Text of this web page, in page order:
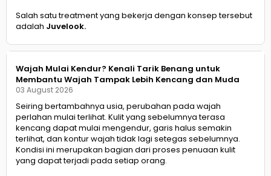
Salah satu treatment yang bekerja dengan konsep tersebut
adalah Juvelook.
Wajah Mulai Kendur? Kenali Tarik Benang untuk
Membantu Wajah Tampak Lebih Kencang dan Muda
03 August 2026
Seiring bertambahnya usia, perubahan pada wajah
perlahan mulai terlihat. Kulit yang sebelumnya terasa
kencang dapat mulai mengendur, garis halus semakin
terlihat, dan kontur wajah tidak lagi setegas sebelumnya.
Kondisi ini merupakan bagian dari proses penuaan kulit
yang dapat terjadi pada setiap orang.